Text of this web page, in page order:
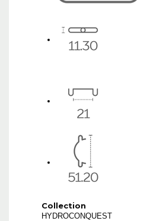
Collection
HYDROCONQUEST